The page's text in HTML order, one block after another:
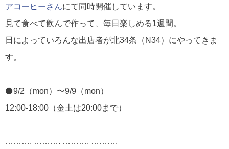
アコーヒーさんにて同時開催しています。
見て食べて飲んで作って、毎日楽しめる1週間。
日によっていろんな出店者が北34条（N34）にやってきま
す。
⚫9/2（mon）〜9/9（mon）
12:00-18:00（金土は20:00まで）
………. ………. ………. ……….